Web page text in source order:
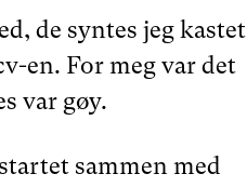
de syntes jeg kastet
en. For meg var det
var gøy.
sammen med